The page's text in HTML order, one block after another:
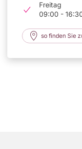
Freitag
09:00 -
so finden Sie